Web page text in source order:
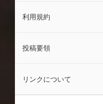
利用規約
投稿要領
リンクについて